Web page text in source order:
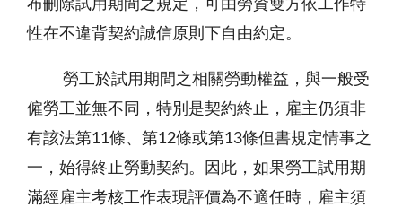
布刪除試用期間之規定，可由勞資雙方依工作特
性在不違背契約誠信原則下自由約定。
勞工於試用期間之相關勞動權益，與一般受
僱勞工並無不同，特別是契約終止，雇主仍須非
有該法第11條、第12條或第13條但書規定情事之
一，始得終止勞動契約。因此，如果勞工試用期
滿經雇主考核工作表現評價為不適任時，雇主須